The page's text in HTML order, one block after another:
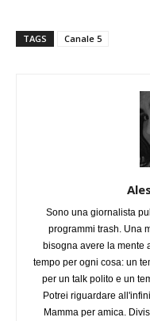
TAGS Canale 5
Sono una giornalista
programmi trash. Una
bisogna avere la mente
tempo per ogni cosa: un
per un talk polito e un
Potrei riguardare
Mamma per amica.